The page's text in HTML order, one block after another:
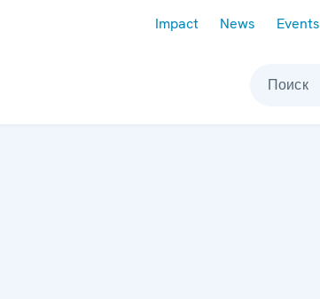
Impact News Events
Поиск